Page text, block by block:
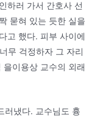
하러 가서 간호사 선
묻혀 있는 듯한 실을
고 했다. 피부 사이에
무 걱정하자 그 자리
이용상 교수의 외래
러냈다. 교수님도 흉